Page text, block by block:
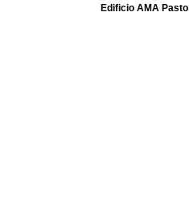
Edificio AMA Pasto